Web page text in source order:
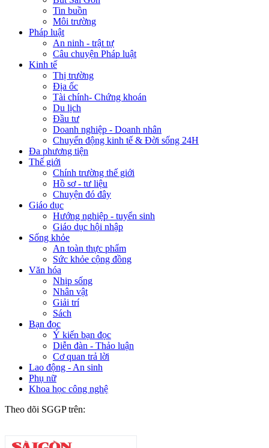
Tin buồn
Môi trường
Pháp luật
An ninh - trật tự
Câu chuyện Pháp luật
Kinh tế
Thị trường
Địa ốc
Tài chính- Chứng khoán
Du lịch
Đầu tư
Doanh nghiệp - Doanh nhân
Chuyển động kinh tế & Đời sống 24H
Đa phương tiện
Thế giới
Chính trường thế giới
Hồ sơ - tư liệu
Chuyện đó đây
Giáo dục
Hướng nghiệp - tuyển sinh
Giáo dục hội nhập
Sống khỏe
An toàn thực phẩm
Sức khỏe cộng đồng
Văn hóa
Nhịp sống
Nhân vật
Giải trí
Sách
Bạn đọc
Ý kiến bạn đọc
Diễn đàn - Thảo luận
Cơ quan trả lời
Lao động - An sinh
Phụ nữ
Khoa học công nghệ
Theo dõi SGGP trên: